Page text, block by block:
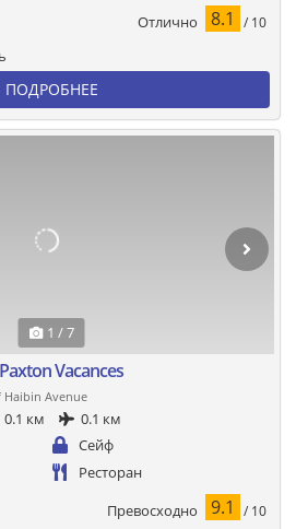
Отлично 8.1 / 10
ПОДРОБНЕЕ
1 / 7
Vacances
Haibin Avenue
0.1 км
0.1 км
Сейф
Ресторан
Превосходно 9.1 / 10